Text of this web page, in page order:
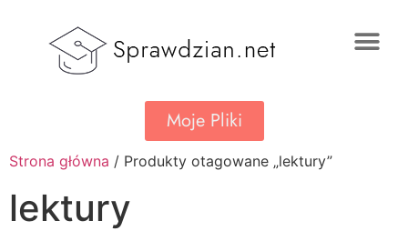
Moje Pliki
Strona główna / Produkty otagowane „lektury”
lektury